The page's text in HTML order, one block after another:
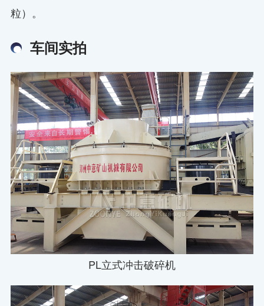
粒）。
车间实拍
PL立式冲击破碎机